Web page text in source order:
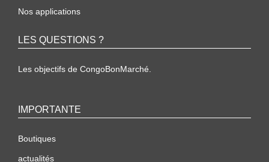
Nos applications
LES QUESTIONS ?
Les objectifs de CongoBonMarché.
IMPORTANTE
Boutiques
actualités